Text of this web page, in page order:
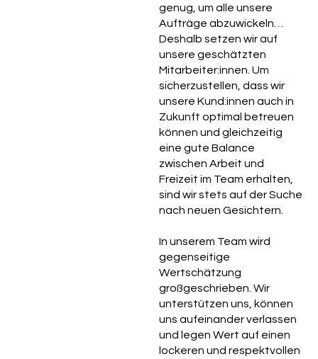
genug, um alle unsere
Aufträge abzuwickeln…
Deshalb setzen wir auf
unsere geschätzten
Mitarbeiter:innen. Um
sicherzustellen, dass wir
unsere Kund:innen auch in
Zukunft optimal betreuen
können und gleichzeitig
eine gute Balance
zwischen Arbeit und
Freizeit im Team erhalten,
sind wir stets auf der Suche
nach neuen Gesichtern.
In unserem Team wird
gegenseitige
Wertschätzung
großgeschrieben. Wir
unterstützen uns, können
uns aufeinander verlassen
und legen Wert auf einen
lockeren und respektvollen